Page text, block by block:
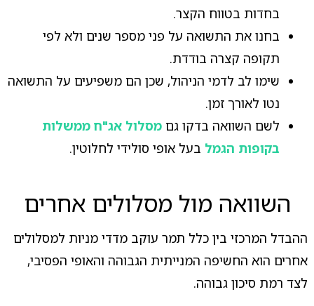
בחדות בטווח הקצר.
בחנו את התשואה על פני מספר שנים ולא לפי
תקופה קצרה בודדת.
שימו לב לדמי הניהול, שכן הם משפיעים על התשואה
נטו לאורך זמן.
לשם השוואה בדקו גם מסלול אג"ח ממשלות
בקופות הגמל בעל אופי סולידי לחלוטין.
השוואה מול מסלולים אחרים
ההבדל המרכזי בין כלל תמר עוקב מדדי מניות למסלולים
אחרים הוא החשיפה המנייתית הגבוהה והאופי הפסיבי,
לצד רמת סיכון גבוהה.